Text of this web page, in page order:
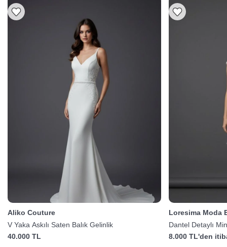
Aliko Couture
V Yaka Askılı Saten Balık Gelinlik
40.000 TL
Loresima Moda
Dantel Detaylı
8.000 TL'den